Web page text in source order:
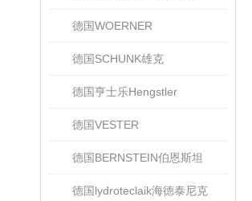
德国WOERNER
德国SCHUNK雄克
德国亨士乐Hengstler
德国VESTER
德国BERNSTEIN伯恩斯坦
德国lydroteclaik海德泰尼克